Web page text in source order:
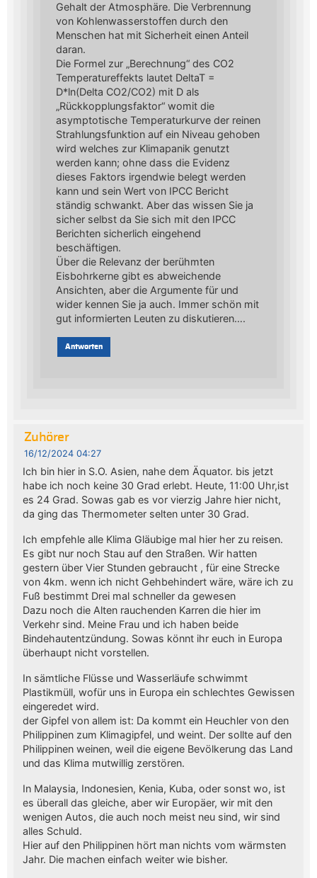
Gehalt der Atmosphäre. Die Verbrennung
von Kohlenwasserstoffen durch den
Menschen hat mit Sicherheit einen Anteil
daran.
Die Formel zur „Berechnung“ des CO2
Temperatureffekts lautet DeltaT =
D*ln(Delta CO2/CO2) mit D als
„Rückkopplungsfaktor“ womit die
asymptotische Temperaturkurve der reinen
Strahlungsfunktion auf ein Niveau gehoben
wird welches zur Klimapanik genutzt
werden kann; ohne dass die Evidenz
dieses Faktors irgendwie belegt werden
kann und sein Wert von IPCC Bericht
ständig schwankt. Aber das wissen Sie ja
sicher selbst da Sie sich mit den IPCC
Berichten sicherlich eingehend
beschäftigen.
Über die Relevanz der berühmten
Eisbohrkerne gibt es abweichende
Ansichten, aber die Argumente für und
wider kennen Sie ja auch. Immer schön mit
gut informierten Leuten zu diskutieren….
Antworten
Zuhörer
16/12/2024 04:27
Ich bin hier in S.O. Asien, nahe dem Äquator. bis jetzt
habe ich noch keine 30 Grad erlebt. Heute, 11:00 Uhr,ist
es 24 Grad. Sowas gab es vor vierzig Jahre hier nicht,
da ging das Thermometer selten unter 30 Grad.
Ich empfehle alle Klima Gläubige mal hier her zu reisen.
Es gibt nur noch Stau auf den Straßen. Wir hatten
gestern über Vier Stunden gebraucht , für eine Strecke
von 4km. wenn ich nicht Gehbehindert wäre, wäre ich zu
Fuß bestimmt Drei mal schneller da gewesen
Dazu noch die Alten rauchenden Karren die hier im
Verkehr sind. Meine Frau und ich haben beide
Bindehautentzündung. Sowas könnt ihr euch in Europa
überhaupt nicht vorstellen.
In sämtliche Flüsse und Wasserläufe schwimmt
Plastikmüll, wofür uns in Europa ein schlechtes Gewissen
eingeredet wird.
der Gipfel von allem ist: Da kommt ein Heuchler von den
Philippinen zum Klimagipfel, und weint. Der sollte auf den
Philippinen weinen, weil die eigene Bevölkerung das Land
und das Klima mutwillig zerstören.
In Malaysia, Indonesien, Kenia, Kuba, oder sonst wo, ist
es überall das gleiche, aber wir Europäer, wir mit den
wenigen Autos, die auch noch meist neu sind, wir sind
alles Schuld.
Hier auf den Philippinen hört man nichts vom wärmsten
Jahr. Die machen einfach weiter wie bisher.